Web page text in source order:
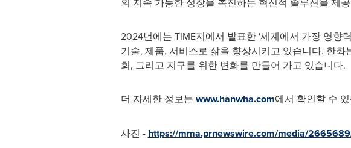
2024년에는 TIME지에서 발표한 '세계에서 가장 영향
기술, 제품, 서비스로 삶을 향상시키고 있습니다. 한
회, 그리고 지구를 위한 변화를 만들어 가고 있습니다.
더 자세한 정보는 www.hanwha.com에서 확인할 수
사진 - https://mma.prnewswire.com/media/